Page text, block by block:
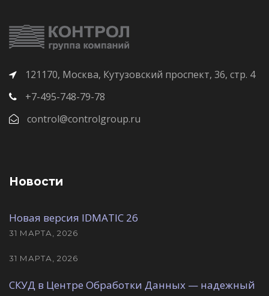
121170, Москва, Кутузовский проспект, 36, стр. 4
+7-495-748-79-78
control@controlgroup.ru
Новости
Новая версия IDMATIC 26
31 МАРТА, 2026
31 МАРТА, 2026
СКУД в Центре Обработки Данных — надежный